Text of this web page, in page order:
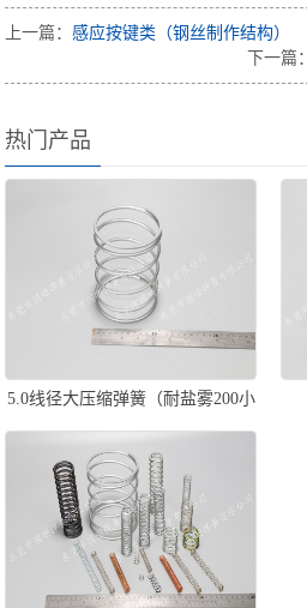
上一篇：感应按键类（钢丝制作结构）
下一篇：
热门产品
5.0线径大压缩弹簧（耐盐雾200小
时）